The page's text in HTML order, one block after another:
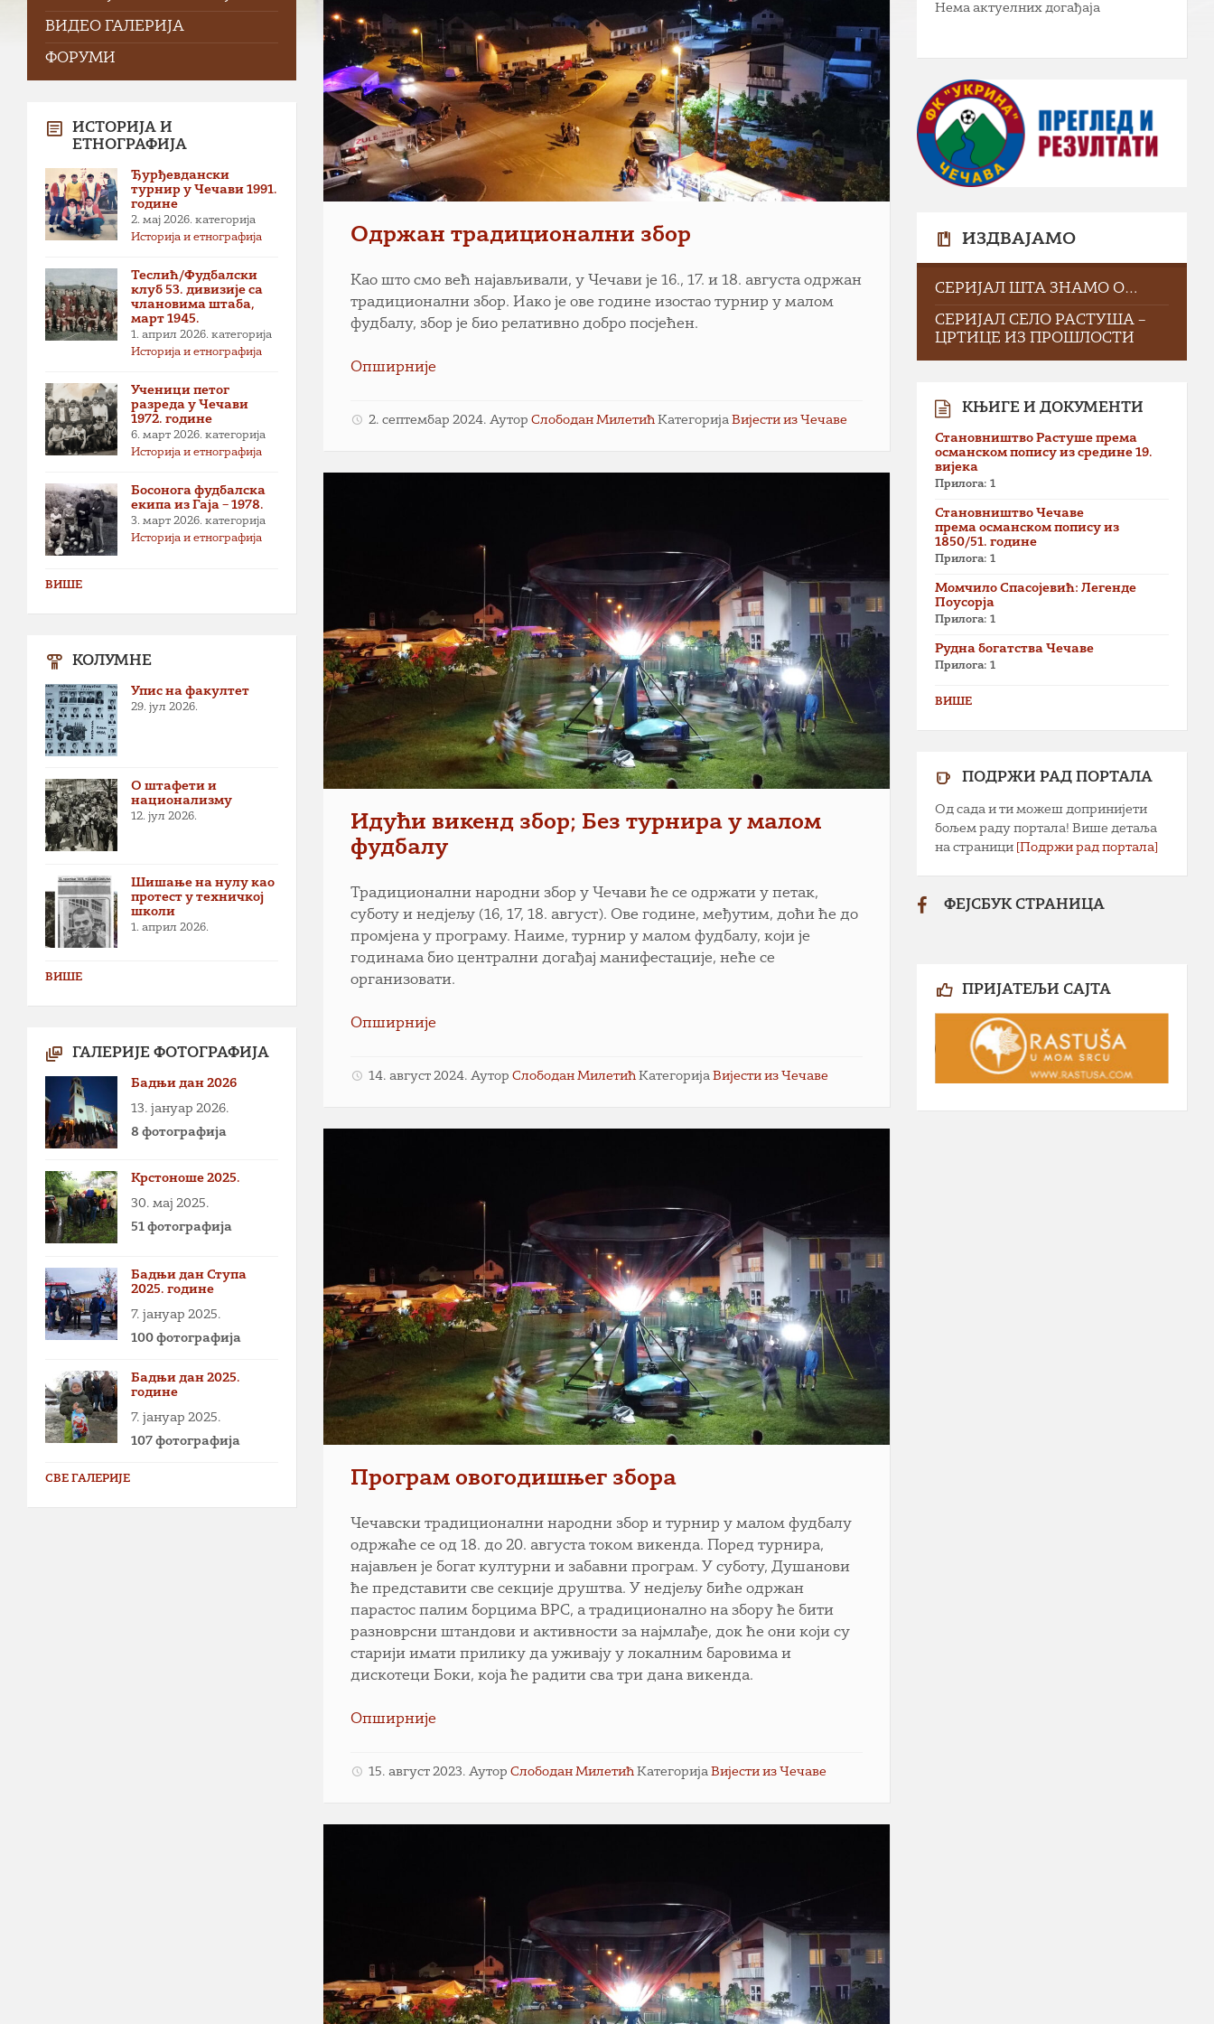
Одржан традиционални збор
Као што смо већ најављивали, у Чечави је 16., 17. и 18. августа одржан
традиционални збор. Иако је ове године изостао турнир у малом
фудбалу, збор је био релативно добро посјећен.
Опширније
2. септембар 2024. АуторСлободан Милетић КатегоријаВијести из Чечаве
Идући викенд збор; Без турнира у малом
фудбалу
Традиционални народни збор у Чечави ће се одржати у петак,
суботу и нед‌јељу (16, 17, 18. август). Ове године, међутим, доћи ће до
промјена у програму. Наиме, турнир у малом фудбалу, који је
годинама био централни догађај манифестације, неће се
организовати.
Опширније
14. август 2024. АуторСлободан Милетић КатегоријаВијести из Чечаве
Програм овогодишњег збора
Чечавски традиционални народни збор и турнир у малом фудбалу
одржаће се од 18. до 20. августа током викенда. Поред турнира,
најављен је богат културни и забавни програм. У суботу, Душанови
ће представити све секције друштва. У недјељу биће одржан
парастос палим борцима ВРС, а традиционално на збору ће бити
разноврсни штандови и активности за најмлађе, док ће они који су
старији имати прилику да уживају у локалним баровима и
дискотеци Боки, која ће радити сва три дана викенда.
Опширније
15. август 2023. АуторСлободан Милетић КатегоријаВијести из Чечаве
ВИДЕО ГАЛЕРИЈА
ФОРУМИ
ИСТОРИЈА И
ЕТНОГРАФИЈА
Ђурђевдански
турнир у Чечави 1991.
године
2. мај 2026. категорија
Историја и етнографија
Теслић/Фудбалски
клуб 53. дивизије са
члановима штаба,
март 1945.
1. април 2026. категорија
Историја и етнографија
Ученици петог
разреда у Чечави
1972. године
6. март 2026. категорија
Историја и етнографија
Босонога фудбалска
екипа из Гаја – 1978.
3. март 2026. категорија
Историја и етнографија
ВИШЕ
КОЛУМНЕ
Упис на факултет
29. јул 2026.
О штафети и
национализму
12. јул 2026.
Шишање на нулу као
протест у техничкој
школи
1. април 2026.
ВИШЕ
ГАЛЕРИЈЕ ФОТОГРАФИЈА
Бадњи дан 2026
13. јануар 2026.
8 фотографија
Крстоноше 2025.
30. мај 2025.
51 фотографија
Бадњи дан Ступа
2025. године
7. јануар 2025.
100 фотографија
Бадњи дан 2025.
године
7. јануар 2025.
107 фотографија
СВЕ ГАЛЕРИЈЕ
Нема актуелних догађаја
ИЗДВАЈАМО
СЕРИЈАЛ ШТА ЗНАМО О…
СЕРИЈАЛ СЕЛО РАСТУША –
ЦРТИЦЕ ИЗ ПРОШЛОСТИ
КЊИГЕ И ДОКУМЕНТИ
Становништво Растуше према
османском попису из средине 19.
вијека
Прилога: 1
Становништво Чечаве
према османском попису из
1850/51. године
Прилога: 1
Момчило Спасојевић: Легенде
Поусорја
Прилога: 1
Рудна богатства Чечаве
Прилога: 1
ВИШЕ
ПОДРЖИ РАД ПОРТАЛА
Од сада и ти можеш допринијети
бољем раду портала! Више детаља
на страници [Подржи рад портала]
ФЕЈСБУК СТРАНИЦА
ПРИЈАТЕЉИ САЈТА